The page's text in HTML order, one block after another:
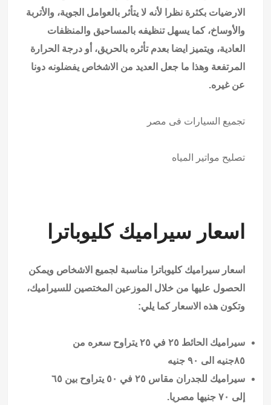
الارضيات بكثرة نظرا لأنه لا يتأثر بالعوامل الجوية، والأتربة
والأوساخ، كما يسهل تنظيفه بالمساحيق والمنظفات
العادية، ويتميز ايضا بعدم تأثره بالحريق، أو درجة الحرارة
المرتفعة وهذا ما جعل العديد من الاشخاص يفضلونه دونا
عن غيره.
تجميع السيارات فى مصر
تصليح مواتير المياه
اسعار سيراميك كليوباترا
اسعار سيراميك كليوباترا مناسبة لجميع الاشخاص ويمكن
الحصول عليها من خلال الموزعين المختصين للسيراميك،
وتكون هذه الاسعار كما يلي:
سيراميك الحائط ٢٥ في ٢٥ يتراوح سعره من
٨٥جنيه الى ٩٠ جنيه
سيراميك للجدران مقاس ٢٥ في ٥٠ يتراوح بين ٦٥
إلى ٧٠ جنيها مصريا.